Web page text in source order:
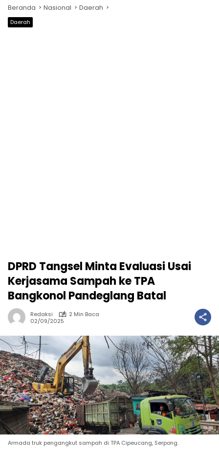
Beranda Nasional Daerah
Daerah
DPRD Tangsel Minta Evaluasi Usai
Kerjasama Sampah ke TPA
Bangkonol Pandeglang Batal
Redaksi
2 Min Baca
02/09/2025
Armada truk pengangkut sampah di TPA Cipeucang, Serpong.